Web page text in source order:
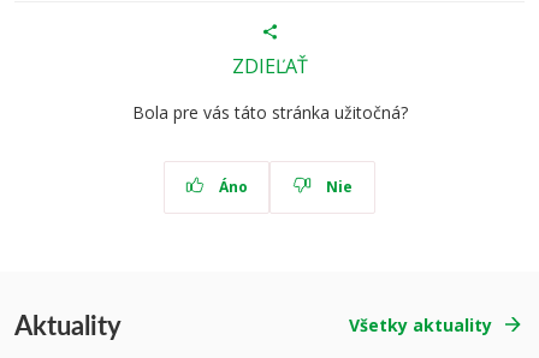
ZDIEĽAŤ
Bola pre vás táto stránka užitočná?
Áno Nie
Aktuality Všetky aktuality